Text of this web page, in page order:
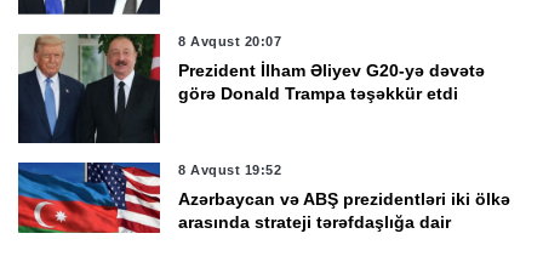
8 Avqust 20:07
Prezident İlham Əliyev G20-yə dəvətə
görə Donald Trampa təşəkkür etdi
8 Avqust 19:52
Azərbaycan və ABŞ prezidentləri iki ölkə
arasında strateji tərəfdaşlığa dair